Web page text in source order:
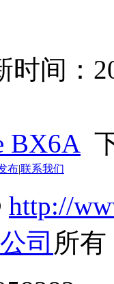
时间：
BX6A
布|联系我们
http://
司 所